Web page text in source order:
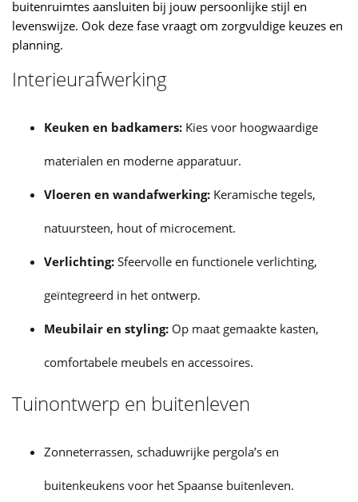
buitenruimtes aansluiten bij jouw persoonlijke stijl en
levenswijze. Ook deze fase vraagt om zorgvuldige keuzes en
planning.
Interieurafwerking
Keuken en badkamers: Kies voor hoogwaardige
materialen en moderne apparatuur.
Vloeren en wandafwerking: Keramische tegels,
natuursteen, hout of microcement.
Verlichting: Sfeervolle en functionele verlichting,
geïntegreerd in het ontwerp.
Meubilair en styling: Op maat gemaakte kasten,
comfortabele meubels en accessoires.
Tuinontwerp en buitenleven
Zonneterrassen, schaduwrijke pergola’s en
buitenkeukens voor het Spaanse buitenleven.